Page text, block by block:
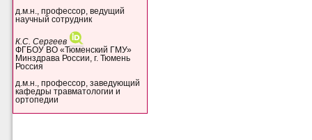
д.м.н., профессор, ведущий
научный сотрудник
К.С. Сергеев
ФГБОУ ВО «Тюменский ГМУ»
Минздрава России, г. Тюмень
Россия
д.м.н., профессор, заведующий
кафедры травматологии и
ортопедии